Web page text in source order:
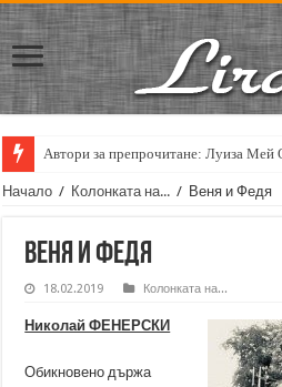
Автори за препрочитане: Луиза Мей
Начало / Колонката на... / Веня и Федя
Веня и Федя
18.02.2019 Колонката на...
Николай ФЕНЕРСКИ
Обикновено държа